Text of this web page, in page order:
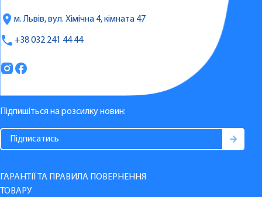
м. Львів, вул. Хімічна 4, кімната 47
+38 032 241 44 44
Підпишіться на розсилку новин:
ГАРАНТІЇ ТА ПРАВИЛА ПОВЕРНЕННЯ
ТОВАРУ